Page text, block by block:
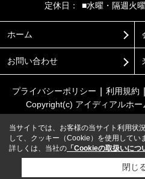
定休日：
■水曜・隔週火
ホーム
お問い合わせ
プライバシーポリシー 利用規約
Copyright(c) アイディアルホ
当サイトでは、お客様の当サイト利用状
して、クッキー（Cookie）を使用してい
詳しくは、当社の 「Cookieの取扱いにつ
閉じ